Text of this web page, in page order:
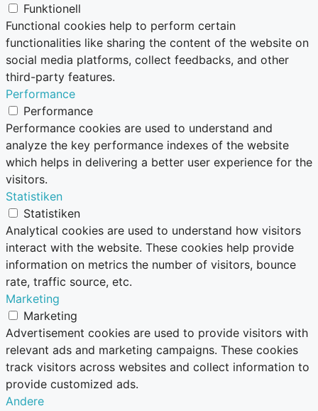
Funktionell
Functional cookies help to perform certain
functionalities like sharing the content of the website on
social media platforms, collect feedbacks, and other
third-party features.
Performance
Performance
Performance cookies are used to understand and
analyze the key performance indexes of the website
which helps in delivering a better user experience for the
visitors.
Statistiken
Statistiken
Analytical cookies are used to understand how visitors
interact with the website. These cookies help provide
information on metrics the number of visitors, bounce
rate, traffic source, etc.
Marketing
Marketing
Advertisement cookies are used to provide visitors with
relevant ads and marketing campaigns. These cookies
track visitors across websites and collect information to
provide customized ads.
Andere